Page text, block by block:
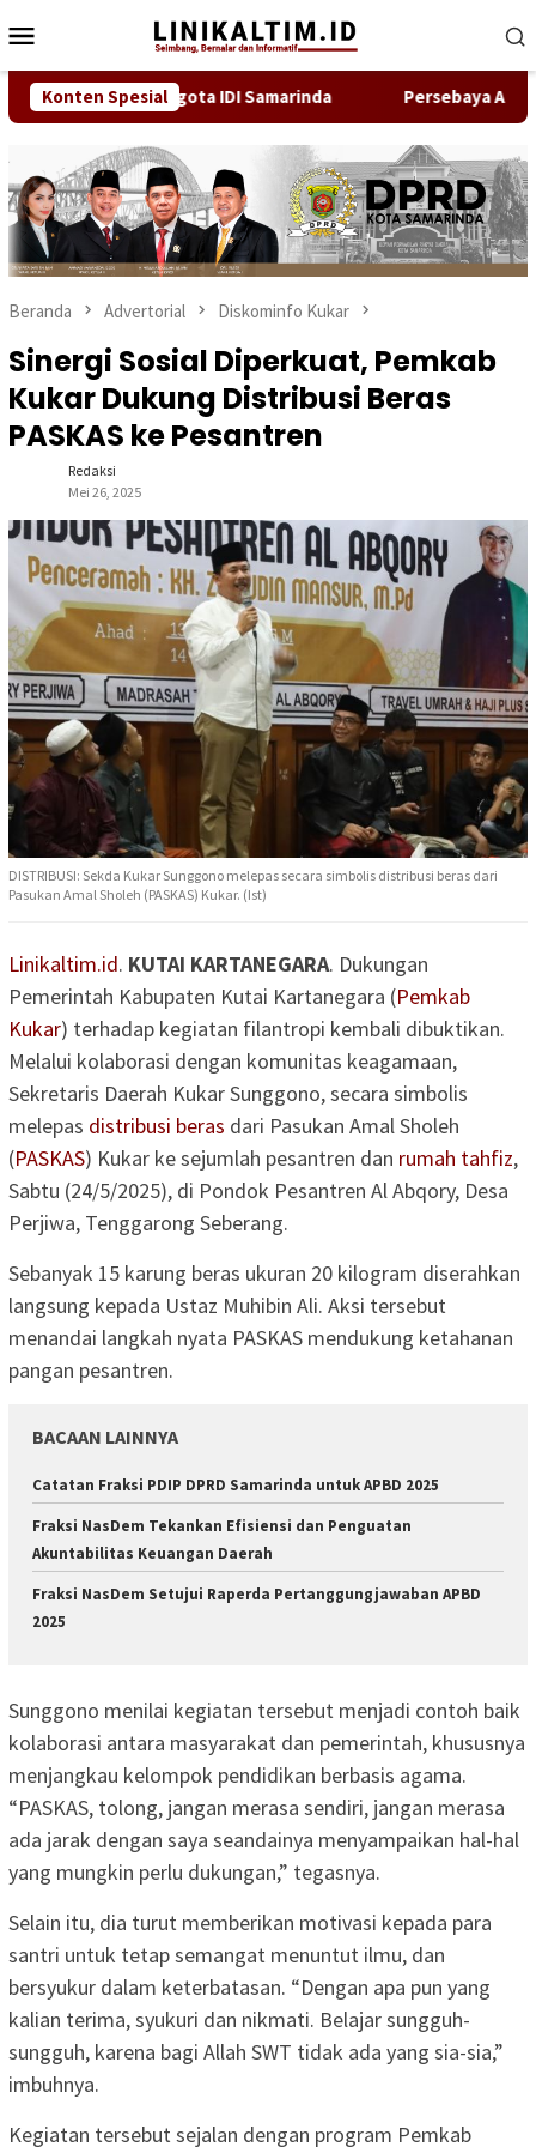
ke
kontenMobile
Konten Spesial
Bukan Anggota IDI Samarinda Persebaya Akhiri
Beranda Advertorial Diskominfo Kukar
Sinergi Sosial Diperkuat, Pemkab
Kukar Dukung Distribusi Beras
PASKAS ke Pesantren
Redaksi
Mei 26, 2025
DISTRIBUSI: Sekda Kukar Sunggono melepas secara simbolis distribusi beras dari
Pasukan Amal Sholeh (PASKAS) Kukar. (Ist)
Linikaltim.id. KUTAI KARTANEGARA. Dukungan
Pemerintah Kabupaten Kutai Kartanegara (Pemkab
Kukar) terhadap kegiatan filantropi kembali dibuktikan.
Melalui kolaborasi dengan komunitas keagamaan,
Sekretaris Daerah Kukar Sunggono, secara simbolis
melepas distribusi beras dari Pasukan Amal Sholeh
(PASKAS) Kukar ke sejumlah pesantren dan rumah tahfiz,
Sabtu (24/5/2025), di Pondok Pesantren Al Abqory, Desa
Perjiwa, Tenggarong Seberang.
Sebanyak 15 karung beras ukuran 20 kilogram diserahkan
langsung kepada Ustaz Muhibin Ali. Aksi tersebut
menandai langkah nyata PASKAS mendukung ketahanan
pangan pesantren.
BACAAN LAINNYA
Catatan Fraksi PDIP DPRD Samarinda untuk APBD 2025
Fraksi NasDem Tekankan Efisiensi dan Penguatan
Akuntabilitas Keuangan Daerah
Fraksi NasDem Setujui Raperda Pertanggungjawaban APBD
2025
Sunggono menilai kegiatan tersebut menjadi contoh baik
kolaborasi antara masyarakat dan pemerintah, khususnya
menjangkau kelompok pendidikan berbasis agama.
“PASKAS, tolong, jangan merasa sendiri, jangan merasa
ada jarak dengan saya seandainya menyampaikan hal-hal
yang mungkin perlu dukungan,” tegasnya.
Selain itu, dia turut memberikan motivasi kepada para
santri untuk tetap semangat menuntut ilmu, dan
bersyukur dalam keterbatasan. “Dengan apa pun yang
kalian terima, syukuri dan nikmati. Belajar sungguh-
sungguh, karena bagi Allah SWT tidak ada yang sia-sia,”
imbuhnya.
Kegiatan tersebut sejalan dengan program Pemkab